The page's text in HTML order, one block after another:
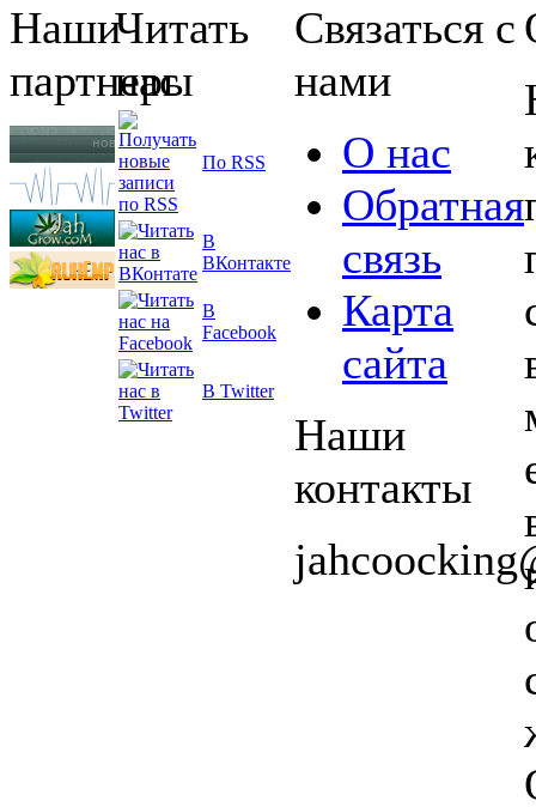
Наши
партнеры
Читать
нас
По RSS
В
ВКонтакте
В
Facebook
В Twitter
Связаться с
нами
О нас
Обратная
связь
Карта
сайта
Наши
контакты